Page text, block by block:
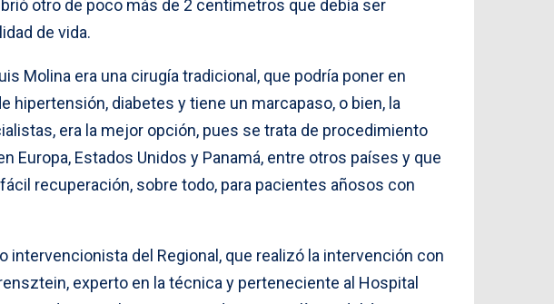
otro de poco más de 2 centímetros que debía ser
de vida.
Molina era una cirugía tradicional, que podría poner en
hipertensión, diabetes y tiene un marcapaso, o bien, la
era la mejor opción, pues se trata de procedimiento
Europa, Estados Unidos y Panamá, entre otros países y que
recuperación, sobre todo, para pacientes añosos con
intervencionista del Regional, que realizó la intervención con
experto en la técnica y perteneciente al Hospital